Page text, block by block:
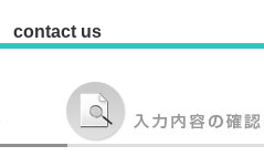
contact us